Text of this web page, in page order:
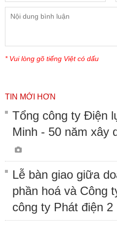
* Vui lòng gõ tiếng Việt có dấu
TIN MỚI HƠN
Tổng công ty Điện
Minh - 50 năm xây
Lễ bàn giao giữa
phần hoá và Công
công ty Phát điện 2